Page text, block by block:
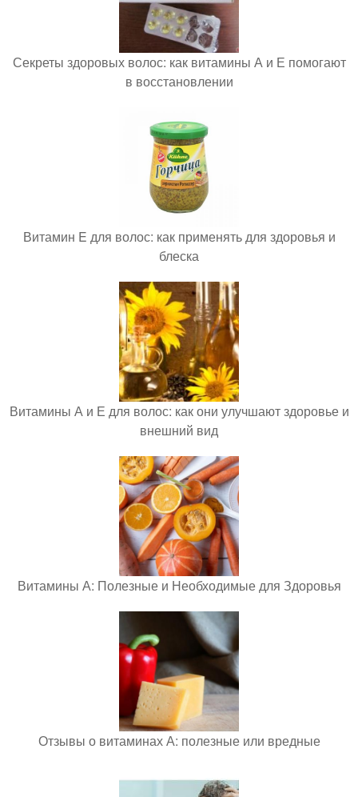
Секреты здоровых волос: как витамины А и Е помогают
в восстановлении
Витамин E для волос: как применять для здоровья и
блеска
Витамины А и Е для волос: как они улучшают здоровье и
внешний вид
Витамины А: Полезные и Необходимые для Здоровья
Отзывы о витаминах А: полезные или вредные